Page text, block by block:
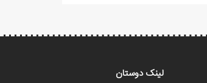
لینک دوستان